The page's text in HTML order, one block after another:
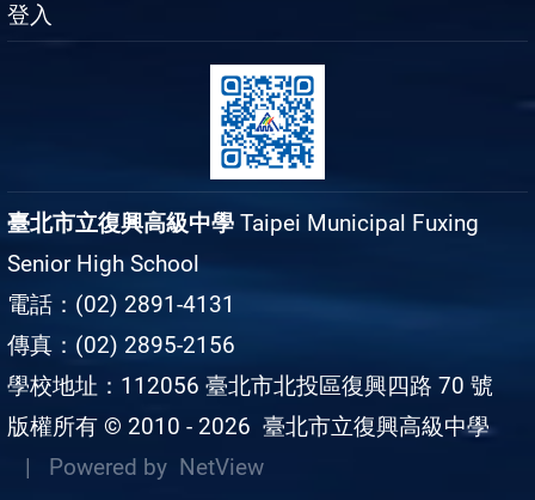
登入
臺北市立復興高級中學 Taipei Municipal Fuxing
Senior High School
電話：(02) 2891-4131
傳真：(02) 2895-2156
學校地址：112056 臺北市北投區復興四路 70 號
版權所有 © 2010 - 2026 臺北市立復興高級中學
| Powered by NetView